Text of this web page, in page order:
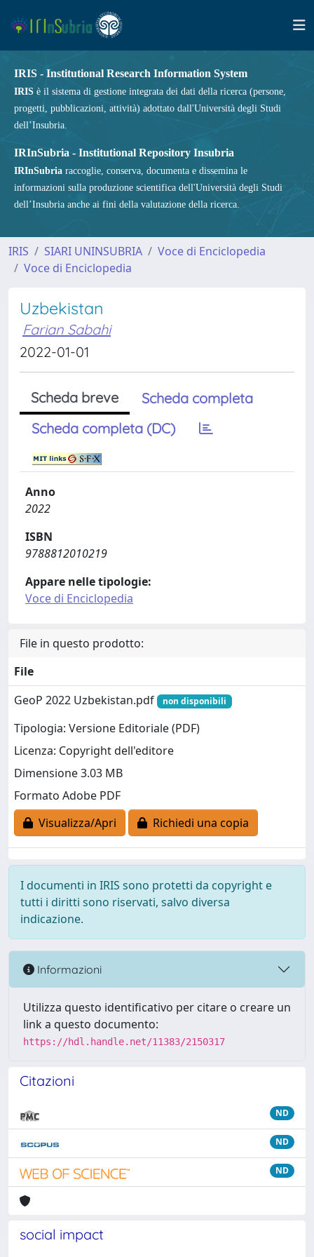
IRIS - Institutional Research Information System
IRIS è il sistema di gestione integrata dei dati della ricerca (persone,
progetti, pubblicazioni, attività) adottato dall'Università degli Studi
dell’Insubria.
IRInSubria - Institutional Repository Insubria
IRInSubria raccoglie, conserva, documenta e dissemina le
informazioni sulla produzione scientifica dell'Università degli Studi
dell’Insubria anche ai fini della valutazione della ricerca.
IRIS SIARI UNINSUBRIA
Voce di Enciclopedia
Voce di Enciclopedia
Uzbekistan
Farian Sabahi
2022-01-01
Scheda breve
Scheda completa
Scheda completa (DC)
Anno
2022
ISBN
9788812010219
Appare nelle tipologie:
Voce di Enciclopedia
File in questo prodotto:
File
GeoP 2022 Uzbekistan.pdf
non disponibili
Tipologia: Versione Editoriale (PDF)
Licenza: Copyright dell'editore
Dimensione 3.03 MB
Formato Adobe PDF
Visualizza/Apri
Richiedi una copia
I documenti in IRIS sono protetti da copyright e
tutti i diritti sono riservati, salvo diversa
indicazione.
Informazioni
Utilizza questo identificativo per citare o creare un
link a questo documento:
https://hdl.handle.net/11383/2150317
Citazioni
ND
ND
ND
social impact